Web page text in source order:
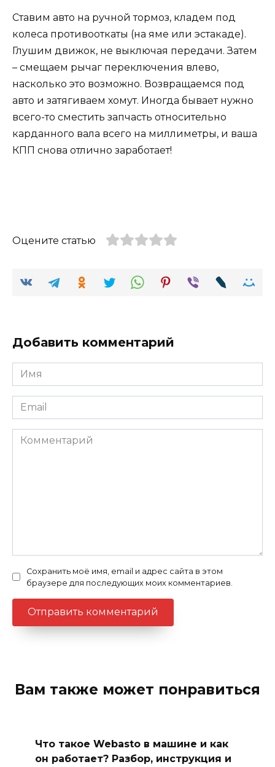
Ставим авто на ручной тормоз, кладем под
колеса противооткаты (на яме или эстакаде).
Глушим движок, не выключая передачи. Затем
– смещаем рычаг переключения влево,
насколько это возможно. Возвращаемся под
авто и затягиваем хомут. Иногда бывает нужно
всего-то сместить запчасть относительно
карданного вала всего на миллиметры, и ваша
КПП снова отлично заработает!
Оцените статью
Добавить комментарий
Имя
Email
Комментарий
Сохранить моё имя, email и адрес сайта в этом
браузере для последующих моих комментариев.
Вам также может понравиться
Что такое Webasto в машине и как
он работает? Разбор, инструкция и